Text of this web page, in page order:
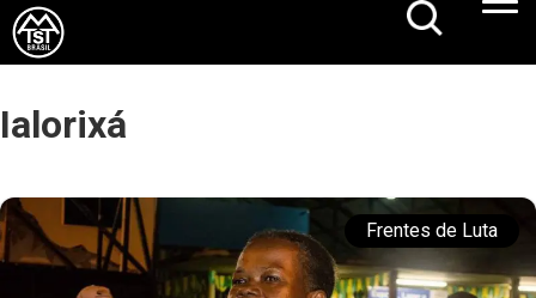
Ialorixá
Frentes de Luta